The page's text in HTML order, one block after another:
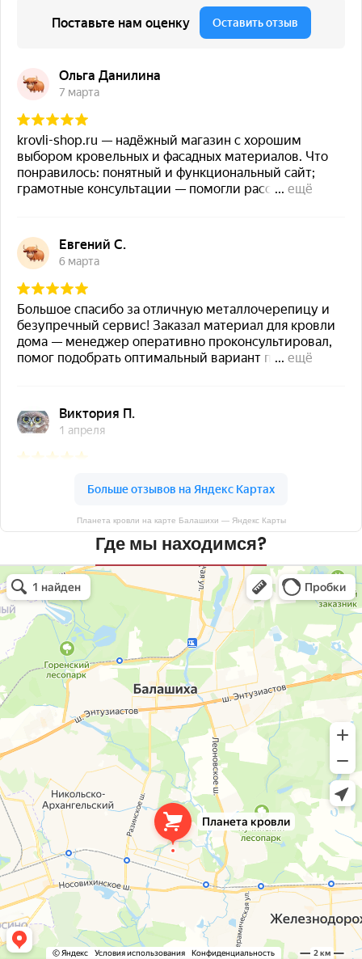
Планета кровли на карте Балашихи — Яндекс Карты
Где мы находимся?
Планета кровли
Кровля и кровельные материалы в Балашихе
Окна в Балашихе